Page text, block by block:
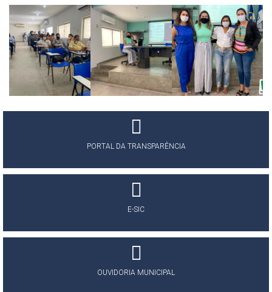
PORTAL DA TRANSPARÊNCIA
E-SIC
OUVIDORIA MUNICIPAL